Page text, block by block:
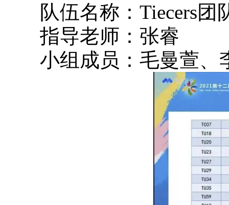
队伍名称：Tiecers团
指导老师：张睿
小组成员：毛曼萱、